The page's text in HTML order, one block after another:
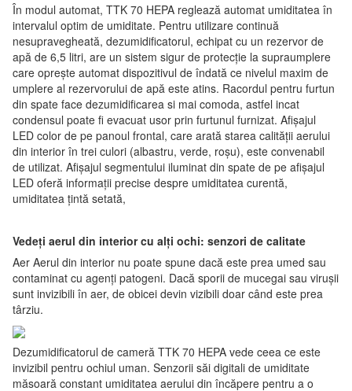
În modul automat, TTK 70 HEPA reglează automat umiditatea în
intervalul optim de umiditate. Pentru utilizare continuă
nesupravegheată, dezumidificatorul, echipat cu un rezervor de
apă de 6,5 litri, are un sistem sigur de protecție la supraumplere
care oprește automat dispozitivul de îndată ce nivelul maxim de
umplere al rezervorului de apă este atins. Racordul pentru furtun
din spate face dezumidificarea si mai comoda, astfel incat
condensul poate fi evacuat usor prin furtunul furnizat. Afișajul
LED color de pe panoul frontal, care arată starea calității aerului
din interior în trei culori (albastru, verde, roșu), este convenabil
de utilizat. Afișajul segmentului iluminat din spate de pe afișajul
LED oferă informații precise despre umiditatea curentă,
umiditatea țintă setată,
Vedeți aerul din interior cu alți ochi: senzori de calitate
Aer Aerul din interior nu poate spune dacă este prea umed sau
contaminat cu agenți patogeni. Dacă sporii de mucegai sau virușii
sunt invizibili în aer, de obicei devin vizibili doar când este prea
târziu.
Dezumidificatorul de cameră TTK 70 HEPA vede ceea ce este
invizibil pentru ochiul uman. Senzorii săi digitali de umiditate
măsoară constant umiditatea aerului din încăpere pentru a o